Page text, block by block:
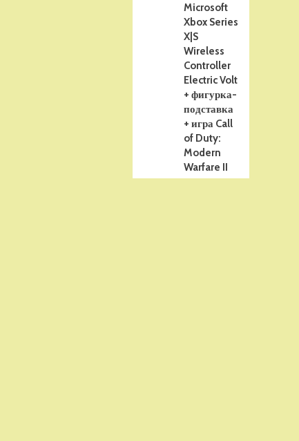
Microsoft
Xbox Series
X|S
Wireless
Controller
Electric Volt
+ фигурка-
подставка
+ игра Call
of Duty:
Modern
Warfare II